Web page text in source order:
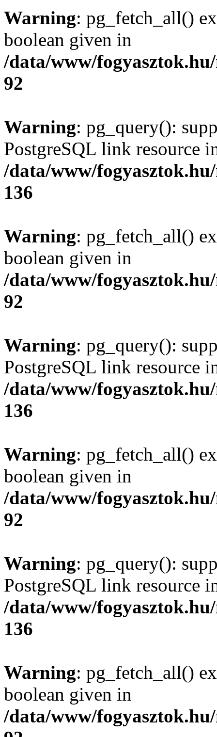
Warning: pg_fetch_all()
boolean given in
/data/www/
92
Warning: pg_query():
PostgreSQL link resource
/data/www/
136
Warning: pg_fetch_all()
boolean given in
/data/www/
92
Warning: pg_query():
PostgreSQL link resource
/data/www/
136
Warning: pg_fetch_all()
boolean given in
/data/www/
92
Warning: pg_query():
PostgreSQL link resource
/data/www/
136
Warning: pg_fetch_all()
boolean given in
/data/www/